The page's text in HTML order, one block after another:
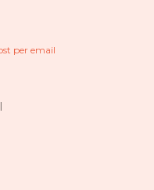
per email